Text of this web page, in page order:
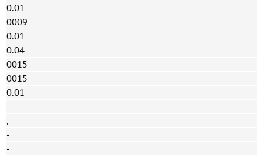
0.01
0009
0.01
0.04
0015
0015
0.01
-
,
-
-